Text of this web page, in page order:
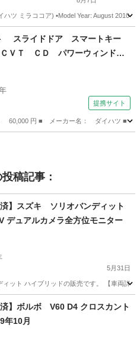
ツ ミラココア) ▪️Model Year: August 2010
ミラココア
スライドドア スマートキー
ＶＴ ＣＤ パワーウィンド
ッグ 法定整備付 （車検整備
提携サイト
60,000 円 ■ メーカー名： ダイハツ ■
稿記事：
済】スズキ ソリオバンディット
デュアルカメラ全方位モニター
5月31日
ット ハイブリッドの販売です。 【車両詳
済】ボルボ V60 D4 クロスカント
10月